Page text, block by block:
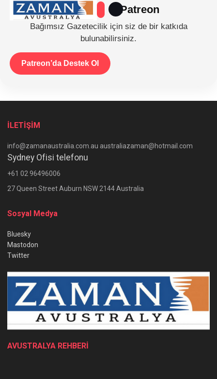
Patreon
Bağımsız Gazetecilik için siz de bir katkıda
bulunabilirsiniz.
Patreon’da Destek Ol
İLETİŞİM
info@zamanaustralia.com.au australiazaman@hotmail.com
Sydney Ofisi telefonu
+61 02 96496006
27 Queen Street Auburn NSW 2144 Australia
Sosyal Medya
Bluesky
Mastodon
Twitter
AVUSTRALYA REHBERİ